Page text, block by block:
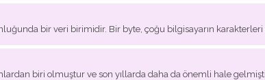
bir veri birimidir. Bir byte, çoğu bilgisayarın
biri olmuştur ve son yıllarda daha da önemli hale